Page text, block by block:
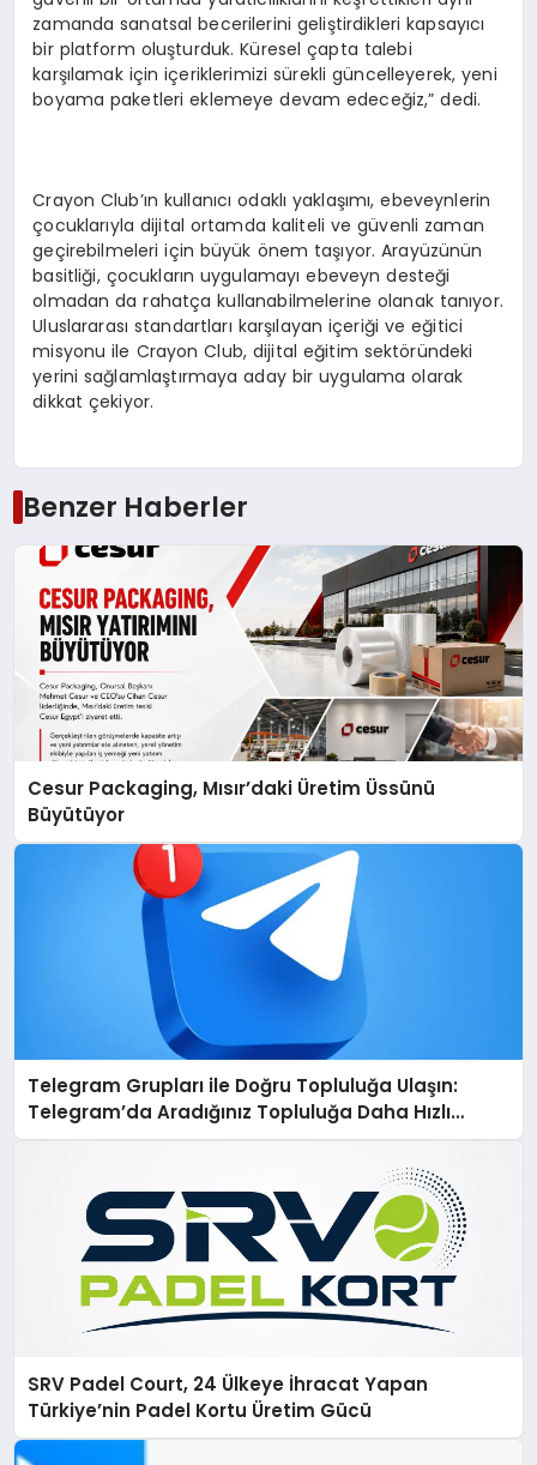
zamanda sanatsal becerilerini geliştirdikleri kapsayıcı
bir platform oluşturduk. Küresel çapta talebi
karşılamak için içeriklerimizi sürekli güncelleyerek, yeni
boyama paketleri eklemeye devam edeceğiz,” dedi.
Crayon Club’ın kullanıcı odaklı yaklaşımı, ebeveynlerin
çocuklarıyla dijital ortamda kaliteli ve güvenli zaman
geçirebilmeleri için büyük önem taşıyor. Arayüzünün
basitliği, çocukların uygulamayı ebeveyn desteği
olmadan da rahatça kullanabilmelerine olanak tanıyor.
Uluslararası standartları karşılayan içeriği ve eğitici
misyonu ile Crayon Club, dijital eğitim sektöründeki
yerini sağlamlaştırmaya aday bir uygulama olarak
dikkat çekiyor.
Benzer Haberler
Cesur Packaging, Mısır’daki Üretim Üssünü
Büyütüyor
Telegram Grupları ile Doğru Topluluğa Ulaşın:
Telegram’da Aradığınız Topluluğa Daha Hızlı
Ulaşın
SRV Padel Court, 24 Ülkeye İhracat Yapan
Türkiye’nin Padel Kortu Üretim Gücü